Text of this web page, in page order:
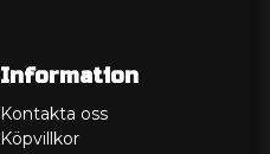
Information
Kontakta oss
Köpvillkor